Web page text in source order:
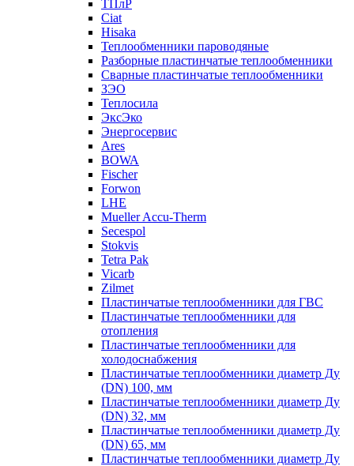
ТПлР
Ciat
Hisaka
Теплообменники пароводяные
Разборные пластинчатые теплообменники
Сварные пластинчатые теплообменники
ЗЭО
Теплосила
ЭксЭко
Энергосервис
Ares
BOWA
Fischer
Forwon
LHE
Mueller Accu-Therm
Secespol
Stokvis
Tetra Pak
Vicarb
Zilmet
Пластинчатые теплообменники для ГВС
Пластинчатые теплообменники для
отопления
Пластинчатые теплообменники для
холодоснабжения
Пластинчатые теплообменники диаметр Ду
(DN) 100, мм
Пластинчатые теплообменники диаметр Ду
(DN) 32, мм
Пластинчатые теплообменники диаметр Ду
(DN) 65, мм
Пластинчатые теплообменники диаметр Ду